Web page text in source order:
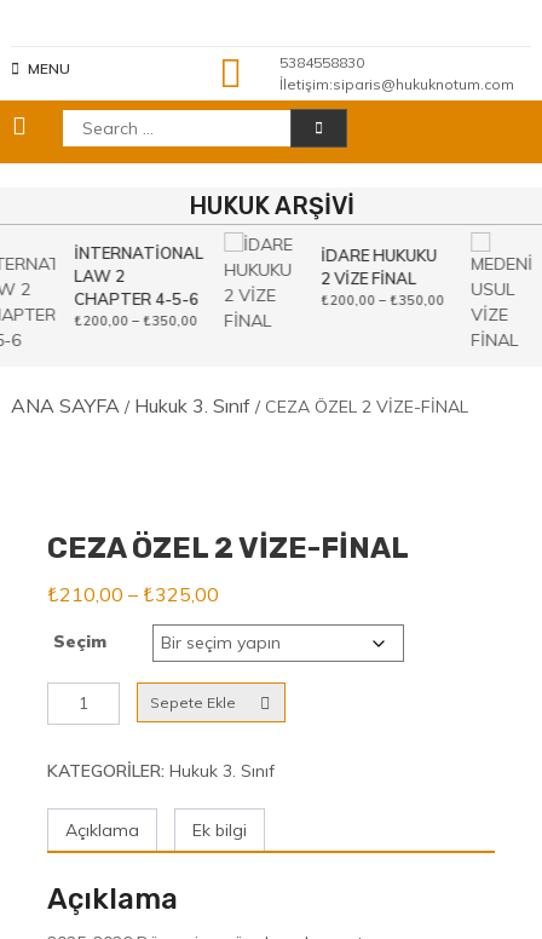
content
MENU
5384558830
İletişim:siparis@hukuknotum.com
Search
for:
HUKUK ARŞİVİ
İNTERNATİONAL
LAW 2
CHAPTER 4-5-6
₺200,00 –₺350,00Fiyat
₺350,00
İDARE HUKUKU
2 VİZE FİNAL
₺200,00 –₺350,00Fiyat
aralığı:
₺200,00
ANA SAYFA/ Hukuk 3. Sınıf/ CEZA ÖZEL 2 VİZE-FİNAL
CEZA ÖZEL 2 VİZE-FİNAL
₺210,00 – ₺325,00Fiyat
aralığı:
₺210,00
-
₺325,00
Seçim
CEZA
ÖZEL
VİZE-
adet
Sepete Ekle
KATEGORILER: Hukuk 3. Sınıf
Açıklama Ek bilgi
Açıklama